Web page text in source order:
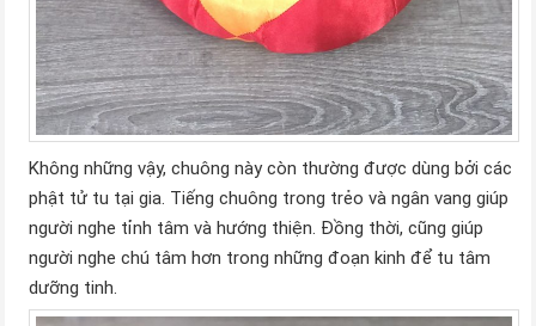
Không những vậy, chuông này còn thường được dùng bởi các
phật tử tu tại gia. Tiếng chuông trong trẻo và ngân vang giúp
người nghe tỉnh tâm và hướng thiện. Đồng thời, cũng giúp
người nghe chú tâm hơn trong những đoạn kinh để tu tâm
dưỡng tinh.